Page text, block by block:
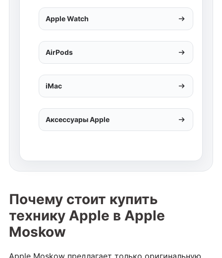
Apple Watch
AirPods
iMac
Аксессуары Apple
Почему стоит купить
технику Apple в Apple
Moskow
Apple Moskow предлагает только оригинальную